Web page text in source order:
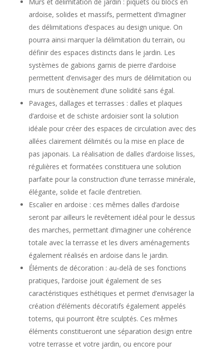
ardoise, solides et massifs, permettent d’imaginer
des délimitations d’espaces au design unique. On
pourra ainsi marquer la délimitation du terrain, ou
définir des espaces distincts dans le jardin. Les
systèmes de gabions garnis de pierre d’ardoise
permettent d’envisager des murs de délimitation ou
murs de soutènement d’une solidité sans égal.
Pavages, dallages et terrasses : dalles et plaques
d’ardoise et de schiste ardoisier sont la solution
idéale pour créer des espaces de circulation avec des
allées clairement délimités ou la mise en place de
pas japonais. La réalisation de dalles d’ardoise lisses,
régulières et formatées constituera une solution
parfaite pour la construction d’une terrasse minérale,
élégante, solide et facile d’entretien.
Escalier en ardoise : ces mêmes dalles d’ardoise
seront par ailleurs le revêtement idéal pour le dessus
des marches, permettant d’imaginer une cohérence
totale avec la terrasse et les divers aménagements
également réalisés en ardoise dans le jardin.
Éléments de décoration : au-delà de ses fonctions
pratiques, l’ardoise jouit également de ses
caractéristiques esthétiques et permet d’envisager la
création d’éléments décoratifs également appelés
totems, qui pourront être sculptés. Ces mêmes
éléments constitueront une séparation design entre
votre terrasse et votre jardin, ou encore pour